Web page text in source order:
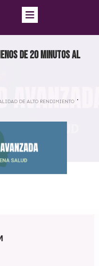
de 20 minutos al
DE ALTO RENDIMIENTO